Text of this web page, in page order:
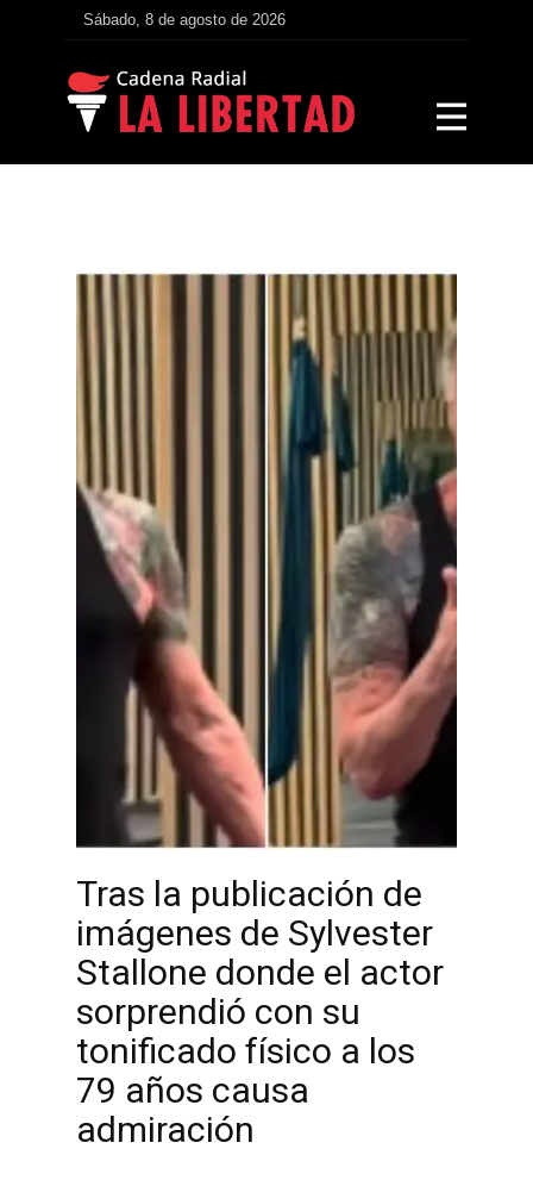
Sábado, 8 de agosto de 2026
Tras la publicación de
imágenes de Sylvester
Stallone donde el actor
sorprendió con su
tonificado físico a los
79 años causa
admiración